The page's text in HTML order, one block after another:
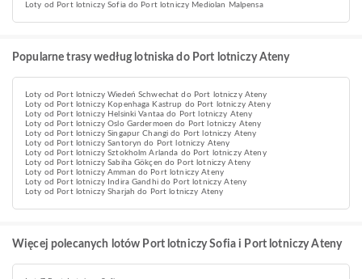
Loty od Port lotniczy Sofia do Port lotniczy Mediolan Malpensa
Popularne trasy według lotniska do Port lotniczy Ateny
Loty od Port lotniczy Wiedeń Schwechat do Port lotniczy Ateny
Loty od Port lotniczy Kopenhaga Kastrup do Port lotniczy Ateny
Loty od Port lotniczy Helsinki Vantaa do Port lotniczy Ateny
Loty od Port lotniczy Oslo Gardermoen do Port lotniczy Ateny
Loty od Port lotniczy Singapur Changi do Port lotniczy Ateny
Loty od Port lotniczy Santoryn do Port lotniczy Ateny
Loty od Port lotniczy Sztokholm Arlanda do Port lotniczy Ateny
Loty od Port lotniczy Sabiha Gökçen do Port lotniczy Ateny
Loty od Port lotniczy Amman do Port lotniczy Ateny
Loty od Port lotniczy Indira Gandhi do Port lotniczy Ateny
Loty od Port lotniczy Sharjah do Port lotniczy Ateny
Więcej polecanych lotów Port lotniczy Sofia i Port lotniczy Ateny